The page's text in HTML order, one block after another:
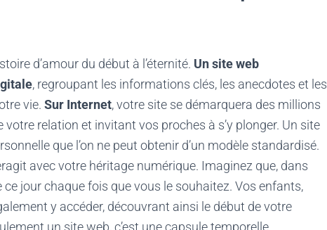
d’amour du début à l’éternité. Un site web
, regroupant les informations clés, les anecdotes et les
vie. Sur Internet, votre site se démarquera des millions
votre relation et invitant vos proches à s’y plonger. Un site
que l’on ne peut obtenir d’un modèle standardisé.
avec votre héritage numérique. Imaginez que, dans
jour chaque fois que vous le souhaitez. Vos enfants,
y accéder, découvrant ainsi le début de votre
un site web, c’est une capsule temporelle